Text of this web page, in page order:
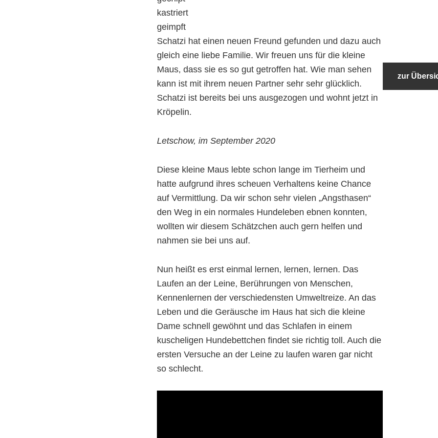
kastriert
geimpft
Schatzi hat einen neuen Freund gefunden und dazu auch
gleich eine liebe Familie. Wir freuen uns für die kleine
Maus, dass sie es so gut getroffen hat. Wie man sehen
kann ist mit ihrem neuen Partner sehr sehr glücklich.
Schatzi ist bereits bei uns ausgezogen und wohnt jetzt in
Kröpelin.
Letschow, im September 2020
Diese kleine Maus lebte schon lange im Tierheim und
hatte aufgrund ihres scheuen Verhaltens keine Chance
auf Vermittlung. Da wir schon sehr vielen „Angsthasen“
den Weg in ein normales Hundeleben ebnen konnten,
wollten wir diesem Schätzchen auch gern helfen und
nahmen sie bei uns auf.
Nun heißt es erst einmal lernen, lernen, lernen. Das
Laufen an der Leine, Berührungen von Menschen,
Kennenlernen der verschiedensten Umweltreize. An das
Leben und die Geräusche im Haus hat sich die kleine
Dame schnell gewöhnt und das Schlafen in einem
kuscheligen Hundebettchen findet sie richtig toll. Auch die
ersten Versuche an der Leine zu laufen waren gar nicht
so schlecht.
zur